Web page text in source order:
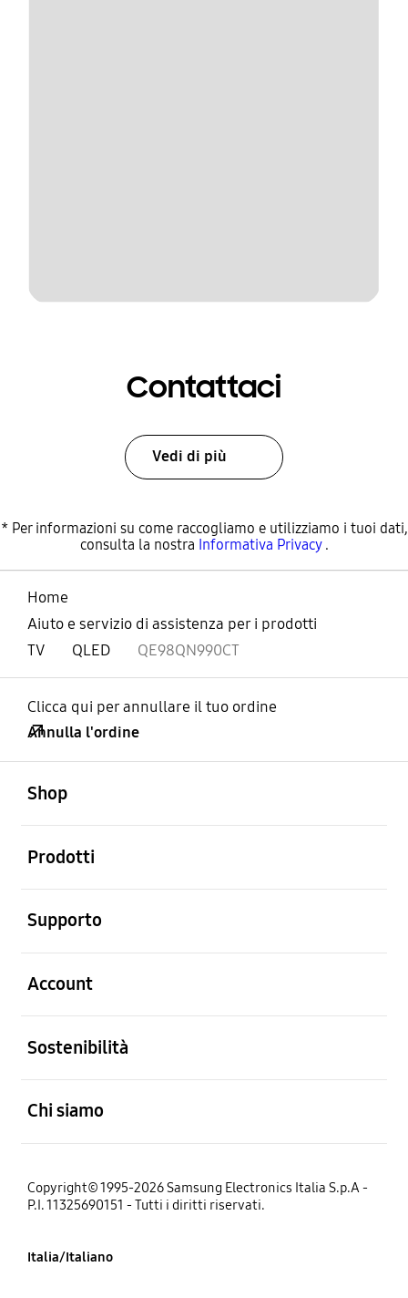
Contattaci
Vedi di più
* Per informazioni su come raccogliamo e utilizziamo i tuoi dati,
consulta la nostra Informativa Privacy.
Home
Aiuto e servizio di assistenza per i prodotti
TV
QLED QE98QN990CT
Clicca qui per annullare il tuo ordine
Annulla l'ordine
Shop
Prodotti
Supporto
Account
Sostenibilità
Chi siamo
Copyright© 1995-2026 Samsung Electronics Italia S.p.A -
P.I. 11325690151 - Tutti i diritti riservati.
Italia/Italiano